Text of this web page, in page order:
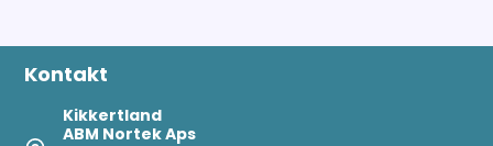
Kontakt
Kikkertland
ABM Nortek Aps